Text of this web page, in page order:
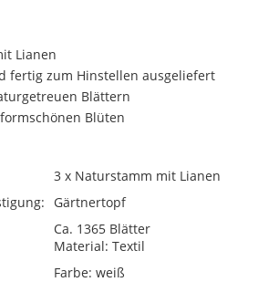
Lianen
fertig zum Hinstellen ausgeliefert
Blättern
Blüten
3 x Naturstamm mit Lianen
Gärtnertopf
Ca. 1365 Blätter
Material: Textil
Farbe: weiß